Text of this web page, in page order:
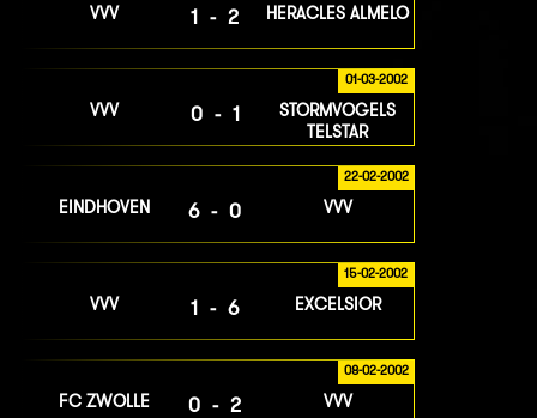
VVV 1-2 HERACLES ALMELO
01-03-2002
VVV 0-1
STORMVOGELS
TELSTAR
22-02-2002
EINDHOVEN 6-0 VVV
15-02-2002
VVV 1-6 EXCELSIOR
08-02-2002
FC ZWOLLE 0-2 VVV